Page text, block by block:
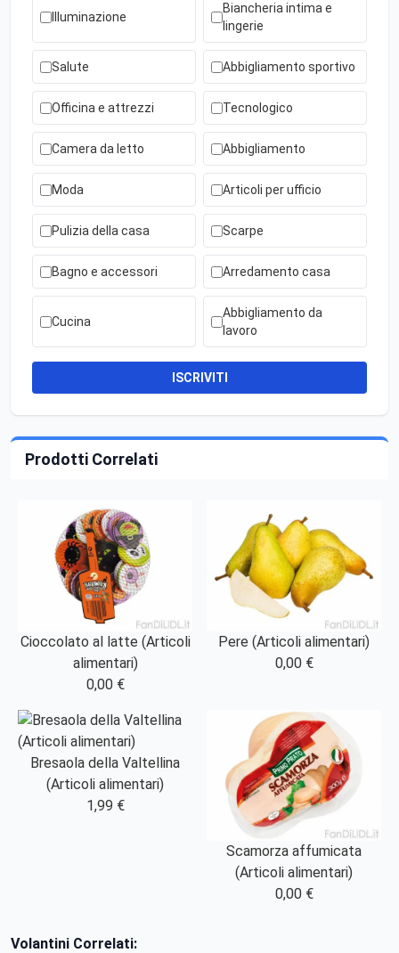
Illuminazione
Biancheria intima e
lingerie
Salute Abbigliamento sportivo
Officina e attrezzi Tecnologico
Camera da letto Abbigliamento
Moda Articoli per ufficio
Pulizia della casa Scarpe
Bagno e accessori Arredamento casa
Cucina
Abbigliamento da
lavoro
ISCRIVITI
Prodotti Correlati
Cioccolato al latte (Articoli
alimentari)
0,00 €
Pere (Articoli alimentari)
0,00 €
Bresaola della Valtellina
(Articoli alimentari)
1,99 €
Scamorza affumicata
(Articoli alimentari)
0,00 €
Volantini Correlati: